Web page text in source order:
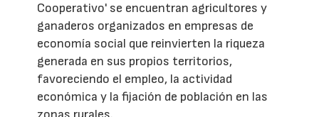
Cooperativo' se encuentran agricultores y
ganaderos organizados en empresas de
economía social que reinvierten la riqueza
generada en sus propios territorios,
favoreciendo el empleo, la actividad
económica y la fijación de población en las